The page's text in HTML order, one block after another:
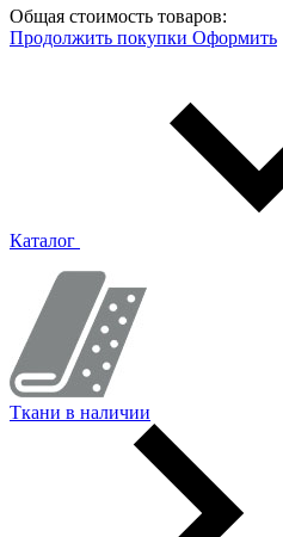
Общая стоимость товаров:
Продолжить покупки Оформить
Каталог
Ткани в наличии